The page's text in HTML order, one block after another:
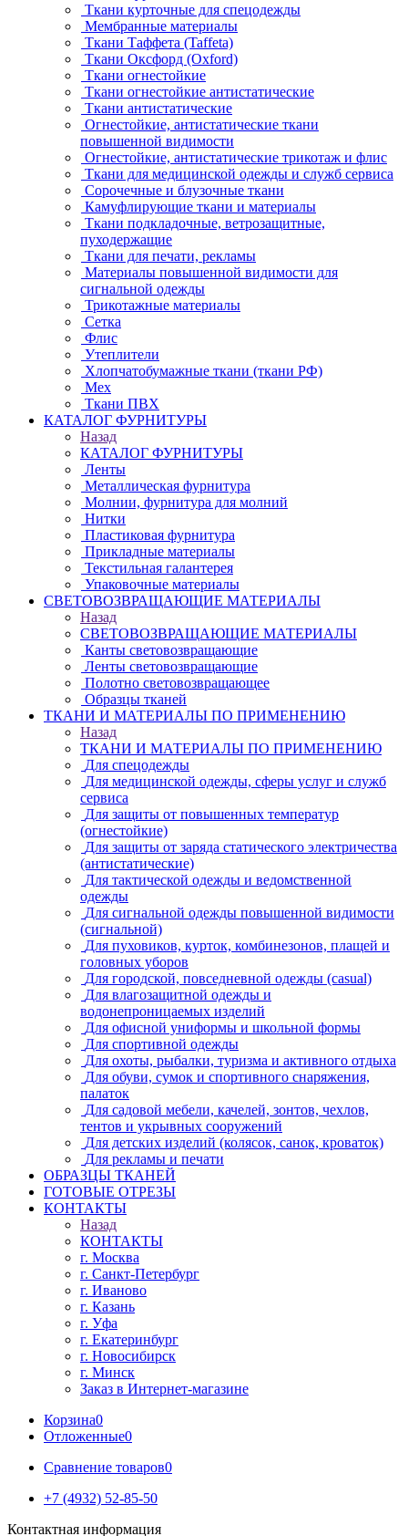
Ткани курточные для спецодежды
Мембранные материалы
Ткани Таффета (Taffeta)
Ткани Оксфорд (Oxford)
Ткани огнестойкие
Ткани огнестойкие антистатические
Ткани антистатические
Огнестойкие, антистатические ткани
повышенной видимости
Огнестойкие, антистатические трикотаж и флис
Ткани для медицинской одежды и служб сервиса
Сорочечные и блузочные ткани
Камуфлирующие ткани и материалы
Ткани подкладочные, ветрозащитные,
пуходержащие
Ткани для печати, рекламы
Материалы повышенной видимости для
сигнальной одежды
Трикотажные материалы
Сетка
Флис
Утеплители
Хлопчатобумажные ткани (ткани РФ)
Мех
Ткани ПВХ
КАТАЛОГ ФУРНИТУРЫ
Назад
КАТАЛОГ ФУРНИТУРЫ
Ленты
Металлическая фурнитура
Молнии, фурнитура для молний
Нитки
Пластиковая фурнитура
Прикладные материалы
Текстильная галантерея
Упаковочные материалы
СВЕТОВОЗВРАЩАЮЩИЕ МАТЕРИАЛЫ
Назад
СВЕТОВОЗВРАЩАЮЩИЕ МАТЕРИАЛЫ
Канты световозвращающие
Ленты световозвращающие
Полотно световозвращающее
Образцы тканей
ТКАНИ И МАТЕРИАЛЫ ПО ПРИМЕНЕНИЮ
Назад
ТКАНИ И МАТЕРИАЛЫ ПО ПРИМЕНЕНИЮ
Для спецодежды
Для медицинской одежды, сферы услуг и служб
сервиса
Для защиты от повышенных температур
(огнестойкие)
Для защиты от заряда статического электричества
(антистатические)
Для тактической одежды и ведомственной
одежды
Для сигнальной одежды повышенной видимости
(сигнальной)
Для пуховиков, курток, комбинезонов, плащей и
головных уборов
Для городской, повседневной одежды (casual)
Для влагозащитной одежды и
водонепроницаемых изделий
Для офисной униформы и школьной формы
Для спортивной одежды
Для охоты, рыбалки, туризма и активного отдыха
Для обуви, сумок и спортивного снаряжения,
палаток
Для садовой мебели, качелей, зонтов, чехлов,
тентов и укрывных сооружений
Для детских изделий (колясок, санок, кроваток)
Для рекламы и печати
ОБРАЗЦЫ ТКАНЕЙ
ГОТОВЫЕ ОТРЕЗЫ
КОНТАКТЫ
Назад
КОНТАКТЫ
г. Москва
г. Санкт-Петербург
г. Иваново
г. Казань
г. Уфа
г. Екатеринбург
г. Новосибирск
г. Минск
Заказ в Интернет-магазине
Корзина0
Отложенные0
Сравнение товаров0
+7 (4932) 52-85-50
Контактная информация